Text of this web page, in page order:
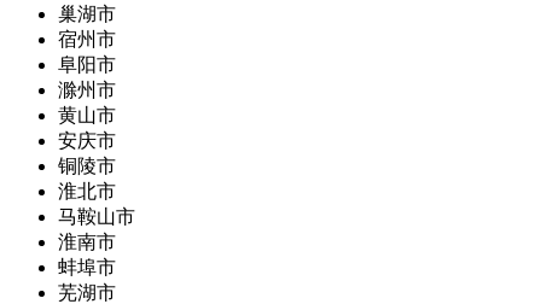
巢湖市
宿州市
阜阳市
滁州市
黄山市
安庆市
铜陵市
淮北市
马鞍山市
淮南市
蚌埠市
芜湖市